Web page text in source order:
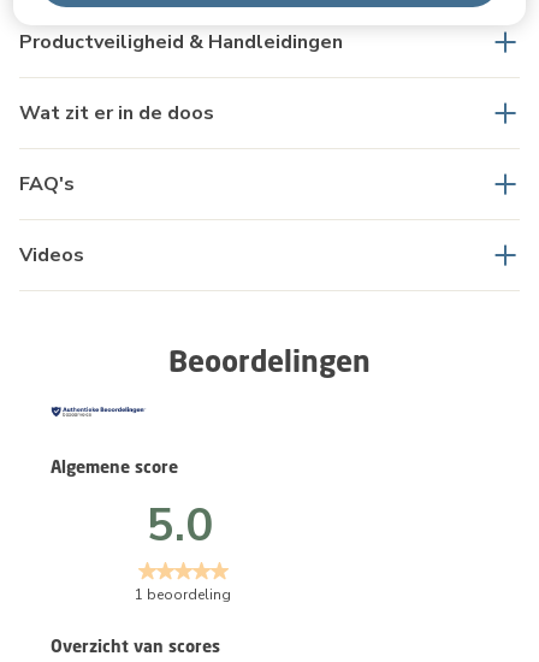
Productveiligheid & Handleidingen
Wat zit er in de doos
FAQ's
Videos
Beoordelingen
Overzicht van scores
Algemene score
5.0
1 beoordeling